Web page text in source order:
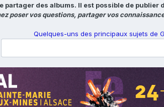
des albums. Il est possible de
poser vos questions, partager vos
Quelques-uns des principaux sujets de